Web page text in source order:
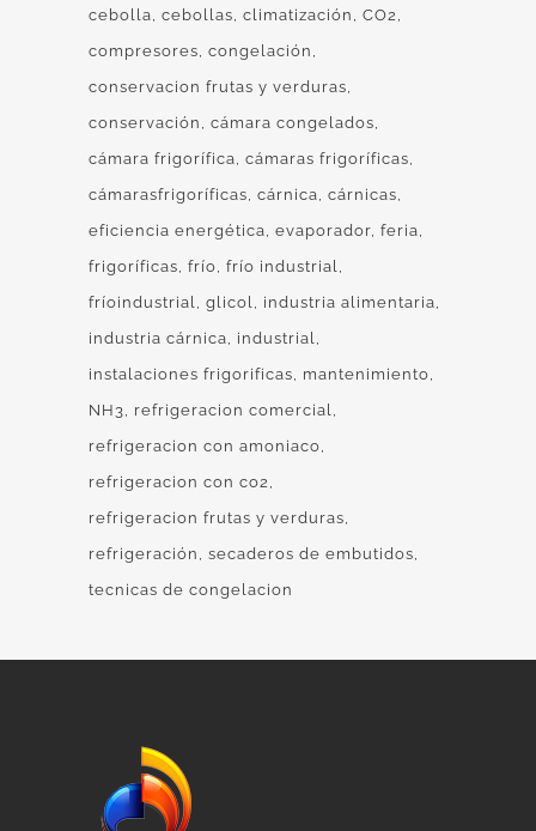
cebolla cebollas climatización
CO2
compresores congelación
conservacion frutas y verduras
conservación
cámara congelados
cámara frigorífica cámaras frigoríficas
cámarasfrigoríficas cárnica cárnicas
eficiencia energética evaporador feria
frigoríficas frío frío industrial
fríoindustrial
glicol
industria alimentaria
industria cárnica
industrial
instalaciones frigorificas
mantenimiento
NH3
refrigeracion comercial
refrigeracion con amoniaco
refrigeracion con co2
refrigeracion frutas y verduras
refrigeración
secaderos de embutidos
tecnicas de congelacion